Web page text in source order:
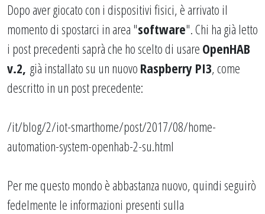
Dopo aver giocato con i dispositivi fisici, è arrivato il
momento di spostarci in area "software". Chi ha già letto
i post precedenti saprà che ho scelto di usare OpenHAB
v.2, già installato su un nuovo Raspberry PI3, come
descritto in un post precedente:
/it/blog/2/iot-smarthome/post/2017/08/home-
automation-system-openhab-2-su.html
Per me questo mondo è abbastanza nuovo, quindi seguirò
fedelmente le informazioni presenti sulla